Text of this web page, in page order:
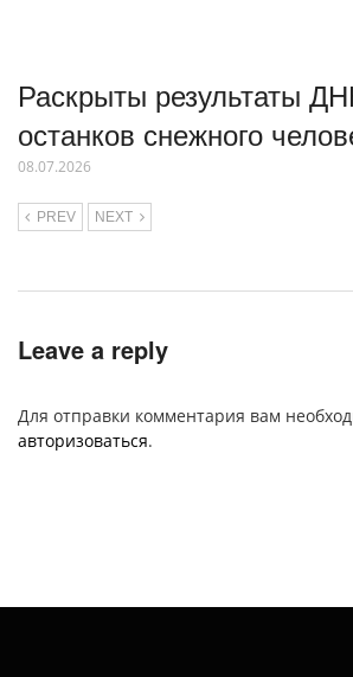
Раскрыты результаты
останков снежного
08.07.2026
PREV NEXT
Leave a reply
Для отправки комментария вам
авторизоваться.